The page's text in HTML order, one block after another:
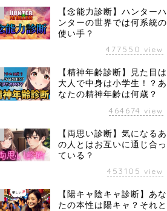
【念能力診断】ハンターハ
ンターの世界では何系統の
使い手？
477550 view
【精神年齢診断】見た目は
大人で中身は小学生！？あ
なたの精神年齢は何歳？
464674 view
【両思い診断】気になるあ
の人とはお互いに通じ合っ
ている？
453105 view
【陽キャ陰キャ診断】あな
たの本性は陽キャ？それと